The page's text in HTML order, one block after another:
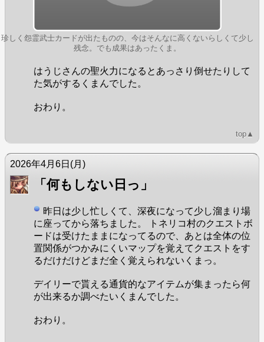
珍しく怨霊武士カードが出たものの、今はそんなに高くないらしくて少し
残念。でも成果はあったくま。
はうじさんの聖火力になるとあっさり倒せたりして
た気がするくまんでした。
おわり。
top▲
2026年4月6日 (月)
「何もしない日っ」
昨日は少し忙しくて、深夜になって少し溜まり場
に座ってから落ちました。 トネリコ村のクエストボ
ードは受けたままになってるので、あとは全体の位
置関係がつかみにくいマップを覚えてクエストをす
るだけだけどまだ全く覚えられないくまっ。
デイリーで貰える通貨的なアイテムが集まったら何
が出来るか調べたいくまんでした。
おわり。